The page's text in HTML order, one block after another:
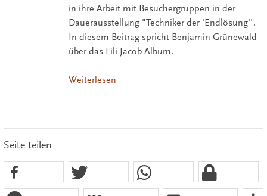
in ihre Arbeit mit Besuchergruppen in der
Dauerausstellung "Techniker der 'Endlösung'".
In diesem Beitrag spricht Benjamin Grünewald
über das Lili-Jacob-Album.
Weiterlesen
Seite teilen